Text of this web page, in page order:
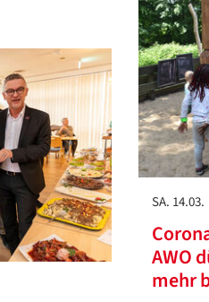
SA. 14.03.
AWO
mehr